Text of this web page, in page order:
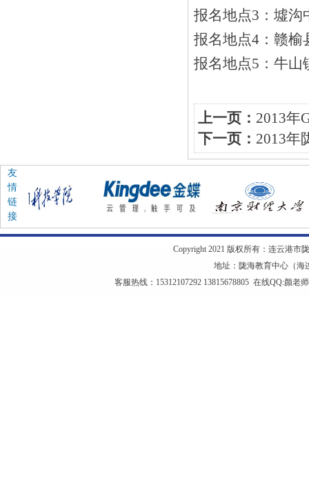
报名地点3：墟沟
报名地点4：赣榆
报名地点5：牛山
上一页： 2013年
下一页： 2013年
友
情
链
接
Copyright 2021 版权所有：连云港市
地址：陇海教育中心（海
客服热线：15312107292 13815678805 在线QQ:颜老师